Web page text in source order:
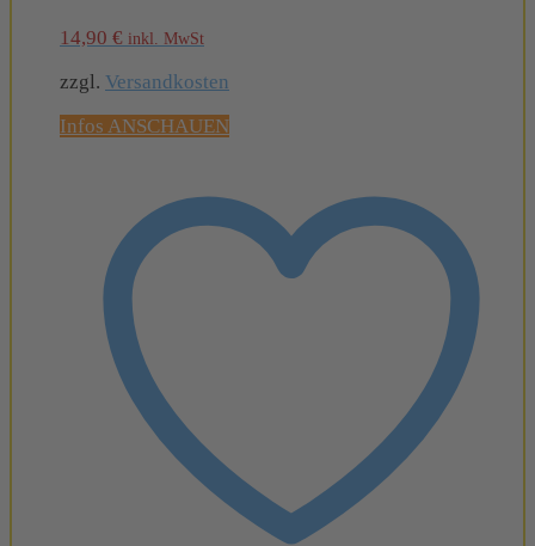
14,90 € inkl. MwSt
zzgl. Versandkosten
Infos ANSCHAUEN